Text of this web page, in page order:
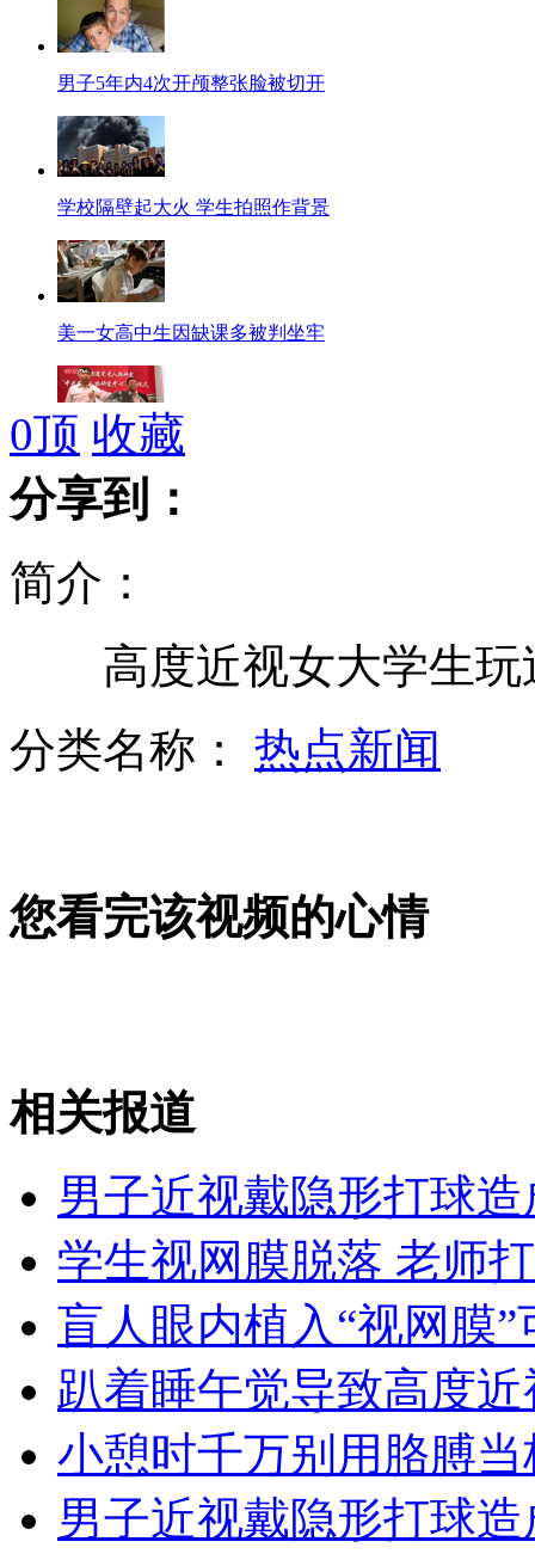
男子5年内4次开颅整张脸被切开
学校隔壁起大火 学生拍照作背景
美一女高中生因缺课多被判坐牢
上海成立中共党史人物研究中心
迷你版"龙虎斗" 小猫大蛇谁怕谁?
女孩北京地铁殴打老人 痛下狠手拳打脚踢
无痛分娩是否安全 医生回应
外交部：反对强权政治霸凌主义
外交部：有关国家言论片面不公正
0顶 收藏
分享到：
简介：
高度近视女大学生玩
分类名称： 热点新闻
您看完该视频的心情
相关报道
男子近视戴隐形打球
学生视网膜脱落 老师
盲人眼内植入“视网膜”
趴着睡午觉导致高度近
小憩时千万别用胳膊
男子近视戴隐形打球